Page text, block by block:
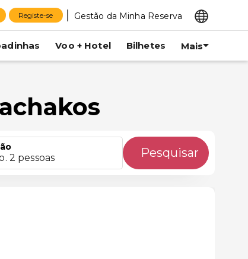
Registe-se Gestão da Minha Reserva
Voo + Hotel Bilhetes Mais
2 pessoas Pesquisar